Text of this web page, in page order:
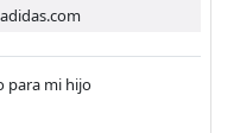
para mi hijo